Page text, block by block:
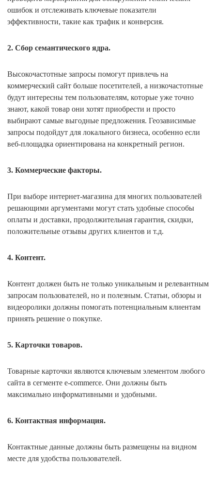
ошибок и отслеживать ключевые показатели
эффективности, такие как трафик и конверсия.
2. Сбор семантического ядра.
Высокочастотные запросы помогут привлечь на
коммерческий сайт больше посетителей, а низкочастотные
будут интересны тем пользователям, которые уже точно
знают, какой товар они хотят приобрести и просто
выбирают самые выгодные предложения. Геозависимые
запросы подойдут для локального бизнеса, особенно если
веб-площадка ориентирована на конкретный регион.
3. Коммерческие факторы.
При выборе интернет-магазина для многих пользователей
решающими аргументами могут стать удобные способы
оплаты и доставки, продолжительная гарантия, скидки,
положительные отзывы других клиентов и т.д.
4. Контент.
Контент должен быть не только уникальным и релевантным
запросам пользователей, но и полезным. Статьи, обзоры и
видеоролики должны помогать потенциальным клиентам
принять решение о покупке.
5. Карточки товаров.
Товарные карточки являются ключевым элементом любого
сайта в сегменте e-commerce. Они должны быть
максимально информативными и удобными.
6. Контактная информация.
Контактные данные должны быть размещены на видном
месте для удобства пользователей.